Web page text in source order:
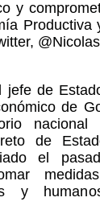
y
Productiva
jefe de
de
nacional
de
el
y